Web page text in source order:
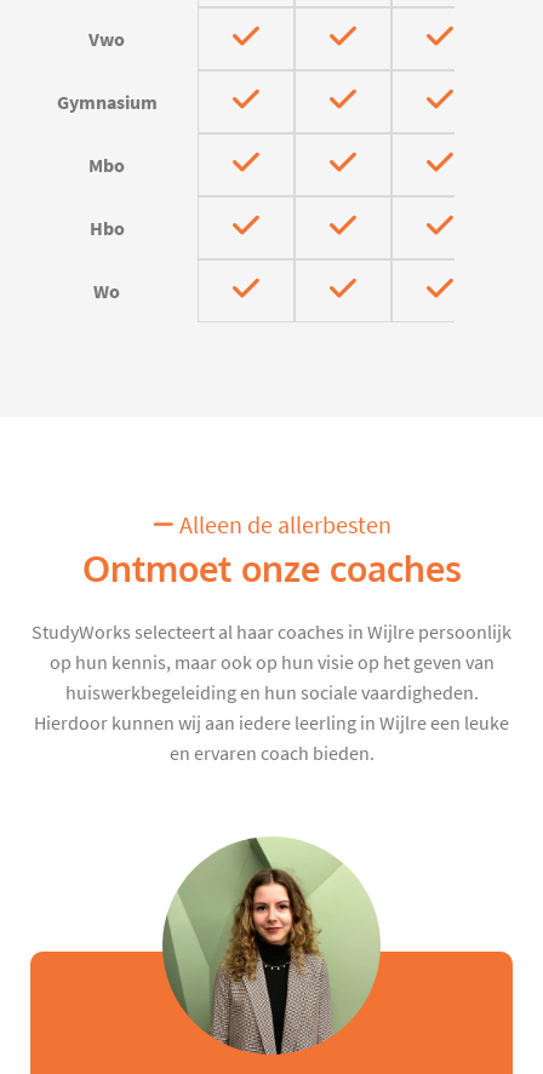
Vwo
Gymnasium
Mbo
Hbo
Wo
Alleen de allerbesten
Ontmoet onze coaches
StudyWorks selecteert al haar coaches in Wijlre persoonlijk
op hun kennis, maar ook op hun visie op het geven van
huiswerkbegeleiding en hun sociale vaardigheden.
Hierdoor kunnen wij aan iedere leerling in Wijlre een leuke
en ervaren coach bieden.